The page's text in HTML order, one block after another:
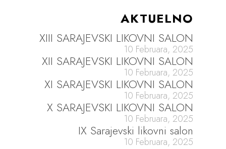
AKTUELNO
XIII SARAJEVSKI LIKOVNI SALON
10 Februara, 2025
XII SARAJEVSKI LIKOVNI SALON
10 Februara, 2025
XI SARAJEVSKI LIKOVNI SALON
10 Februara, 2025
X SARAJEVSKI LIKOVNI SALON
10 Februara, 2025
IX Sarajevski likovni salon
10 Februara, 2025